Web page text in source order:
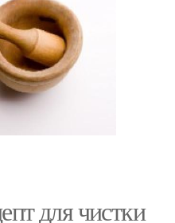
для чистки